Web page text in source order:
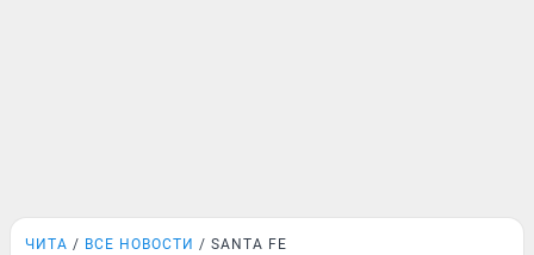
ЧИТА ВСЕ НОВОСТИ SANTA FE